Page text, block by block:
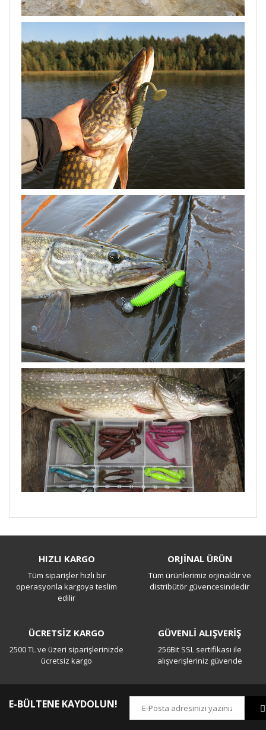
Yorum Yaz
HIZLI KARGO
Tüm siparişler hızlı bir
operasyonla kargoya teslim
edilir
ORJİNAL ÜRÜN
Tüm ürünlerimiz orjinaldir ve
distribütör güvencesindedir
ÜCRETSİZ KARGO
2500 TL ve üzeri siparişlerinizde
ücretsiz kargo
GÜVENLİ ALIŞVERİŞ
256Bit SSL sertifikası ile
alışverişleriniz güvende
E-BÜLTENE KAYDOLUN!